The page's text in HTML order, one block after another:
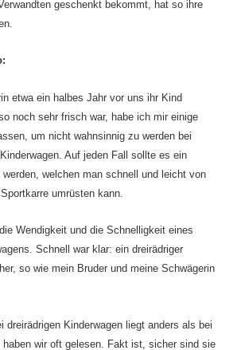
geschenkt bekommt, hat so ihre
etwa ein halbes Jahr vor uns ihr Kind
noch sehr frisch war, habe ich mir einige
um nicht wahnsinnig zu werden bei
Auf jeden Fall sollte es ein
werden, welchen man schnell und leicht von
umrüsten kann.
Wendigkeit und die Schnelligkeit eines
Schnell war klar: ein dreirädriger
so wie mein Bruder und meine Schwägerin
dreirädrigen Kinderwagen liegt anders als bei
haben wir oft gelesen. Fakt ist, sicher sind sie